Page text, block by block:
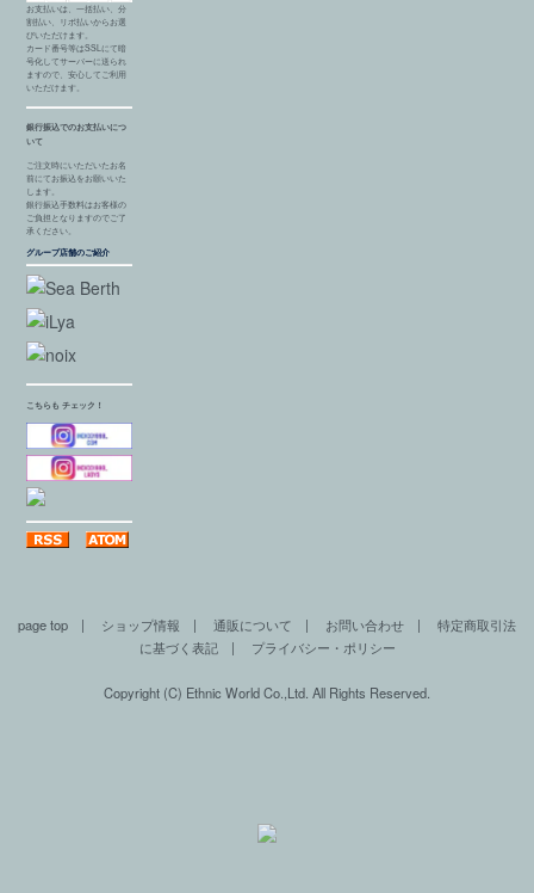
お支払いは、一括払い、分
割払い、リボ払いからお選
びいただけます。
カード番号等はSSLにて暗
号化してサーバーに送られ
ますので、安心してご利用
いただけます。
銀行振込でのお支払いにつ
いて
ご注文時にいただいたお名
前にてお振込をお願いいた
します。
銀行振込手数料はお客様の
ご負担となりますのでご了
承ください。
グループ店舗のご紹介
こちらも チェック！
page top | ショップ情報 | 通販について | お問い合わせ | 特定商取引法
に基づく表記| プライバシー・ポリシー
Copyright (C) Ethnic World Co.,Ltd. All Rights Reserved.